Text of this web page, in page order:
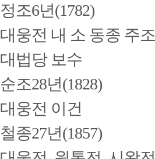
정조6년(1782)
대웅전 내 소 동종 주
대법당 보수
순조28년(1828)
대웅전 이건
철종27년(1857)